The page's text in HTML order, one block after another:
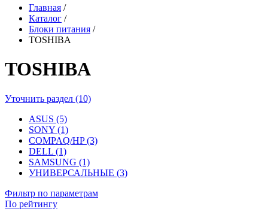
Главная /
Каталог /
Блоки питания /
TOSHIBA
TOSHIBA
Уточнить раздел (10)
ASUS (5)
SONY (1)
COMPAQ/HP (3)
DELL (1)
SAMSUNG (1)
УНИВЕРСАЛЬНЫЕ (3)
Фильтр по параметрам
По рейтингу